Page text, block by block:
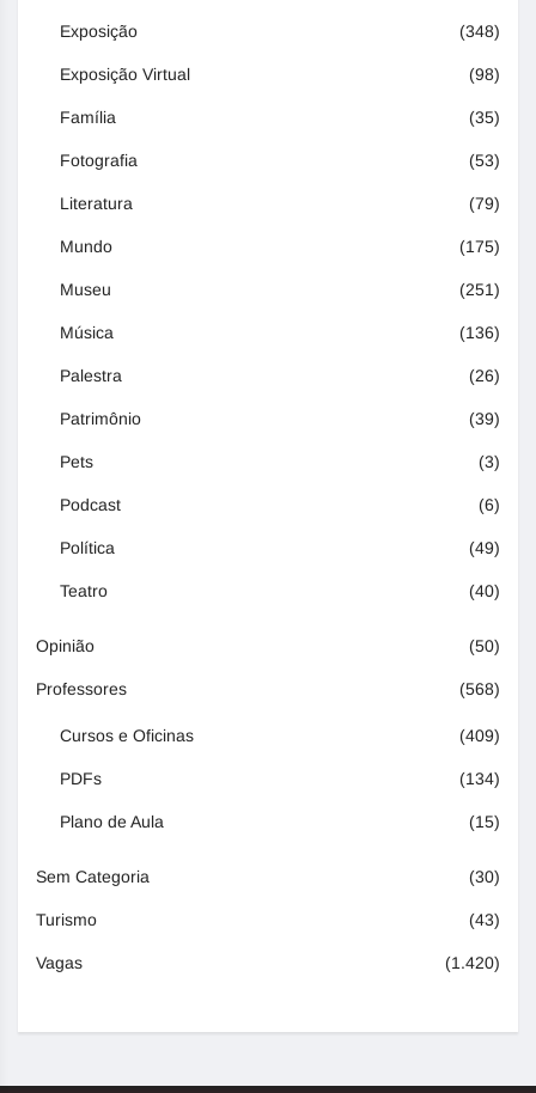
Exposição (348)
Exposição Virtual (98)
Família (35)
Fotografia (53)
Literatura (79)
Mundo (175)
Museu (251)
Música (136)
Palestra (26)
Patrimônio (39)
Pets (3)
Podcast (6)
Política (49)
Teatro (40)
Opinião (50)
Professores (568)
Cursos e Oficinas (409)
PDFs (134)
Plano de Aula (15)
Sem Categoria (30)
Turismo (43)
Vagas (1.420)